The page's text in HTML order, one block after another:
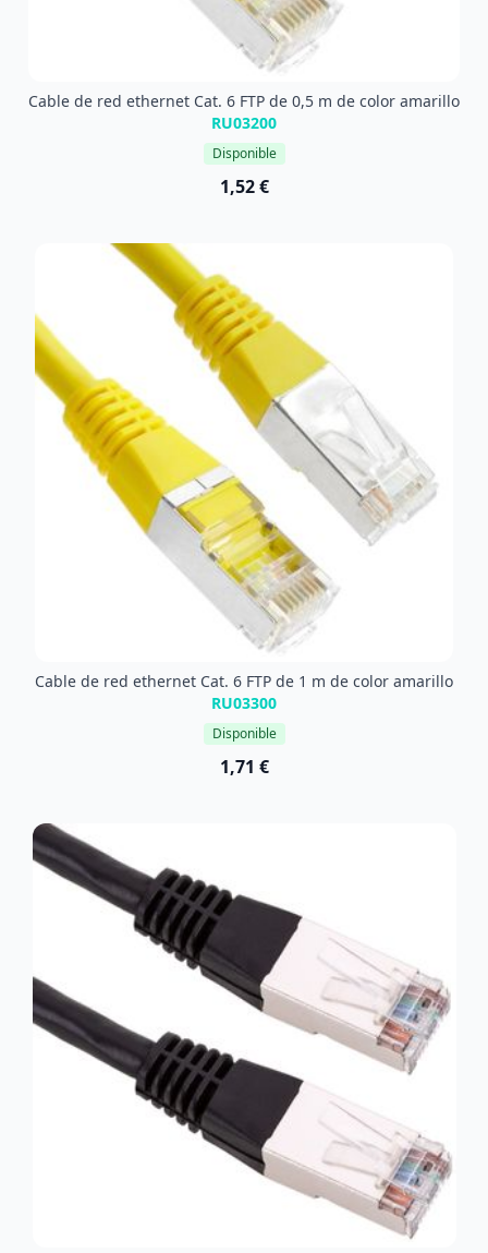
Cable de red ethernet Cat. 6 FTP de 0,5 m de color amarillo
RU03200
Disponible
1,52 €
Cable de red ethernet Cat. 6 FTP de 1 m de color amarillo
RU03300
Disponible
1,71 €